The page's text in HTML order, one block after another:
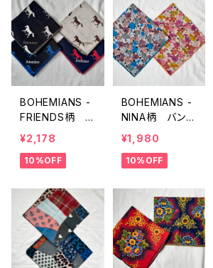
BOHEMIANS -
FRIENDS柄 バ
ンダナ
¥2,178
10%OFF
BOHEMIANS -
NINA柄 バンダ
ナ
¥1,980
10%OFF